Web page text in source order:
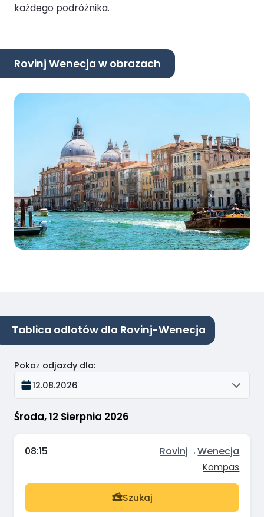
każdego podróżnika.
Rovinj Wenecja w obrazach
Tablica odlotów dla Rovinj-Wenecja
Środa, 12 Sierpnia 2026
Pokaż odjazdy dla:
12.08.2026
08:15 Rovinj→Wenecja
Kompas
Szukaj